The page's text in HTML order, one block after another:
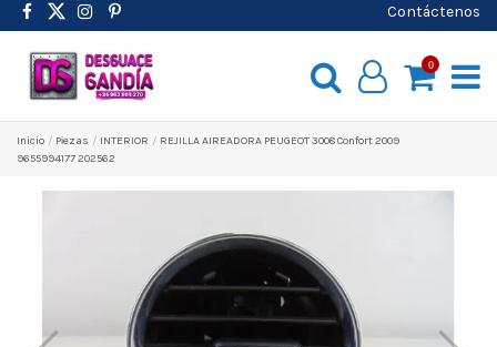
Contáctenos
0
Inicio Pіezas INTERIOR
REJILLA AIREADORA PEUGEOT 3008 Confort 2009
9655994177 202562